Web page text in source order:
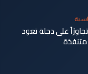
الموارد المائية: 454 تجاوزاً على دجلة تعود